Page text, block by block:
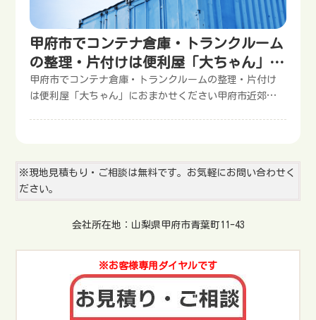
業量が多い場合は、以降30分1,650円（税込み）で承って
います。お問い合わせはこちら電話でお問い合わせメー
ルでお問い合わせLINEでお問い合わせ※電話に出られず
折り返す場合はこちらの番号からかけ直します。トラン
クルーム作業のサポート内容トランクルームには、重量
物やサイズの大きい荷物を搬出・搬入するケースが多い
です。自力で対処できずに悩む方も多く、以下のご依頼
を多くいただきます。大型家具や家電製品をトランクル
品の運搬・整理大量にある衣類をトランクルームに収納
契約終了するトランクルームからの荷物の取り出し・運
搬トランクルームクリーニング・片付けトランクルーム
「大ちゃん」では、自力で対処できない荷物の運搬にも
サポート可能です。予算に合わせて最適なプランを提案
いたします。お困りごとのある方は、お気軽にご相談く
ださい。車両の準備が必要な場合はオプション料金が必
要ですトランクルームの荷物が多い場合、マイカーを使
甲府市でコンテナ倉庫・トランクルーム
の整理・片付けは便利屋「大ちゃん」に
おまかせください
甲府市でコンテナ倉庫・トランクルームの整理・片付け
は便利屋「大ちゃん」におまかせください甲府市近郊で
で、お気軽にご相談ください。コンテナ倉庫やトランク
ルームの整理や片付けは、不用品処理に困ることがあり
ます。便利屋「大ちゃん」では、ご要望やご予算に合わ
軽にご連絡ください。甲府市近郊でコンテナ倉庫やトラ
ちゃん」におまかせください。料金は9,900円から対応可
能です。お問い合わせはこちら電話でお問い合わせメー
ルでお問い合わせLINEでお問い合わせ※電話に出られず
折り返す場合はこちらの番号からかけ直します。コンテ
※現地見積もり・ご相談は無料です。お気軽にお問い合わせく
ださい。
会社所在地：山梨県甲府市青葉町11-43
※お客様専用ダイヤルです